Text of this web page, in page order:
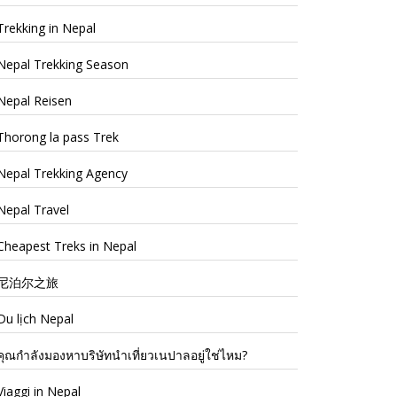
in Nepal
Trekking Season
Reisen
la pass Trek
Trekking Agency
Travel
Treks in Nepal
泊尔之旅
lịch Nepal
ณกำลังมองหาบริษัทนำเที่ยวเนปาลอยู่ใช่ไหม?
in Nepal